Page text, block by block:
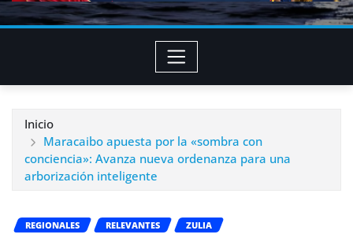
Inicio
Maracaibo apuesta por la «sombra con
conciencia»: Avanza nueva ordenanza para una
arborización inteligente
REGIONALES RELEVANTES ZULIA